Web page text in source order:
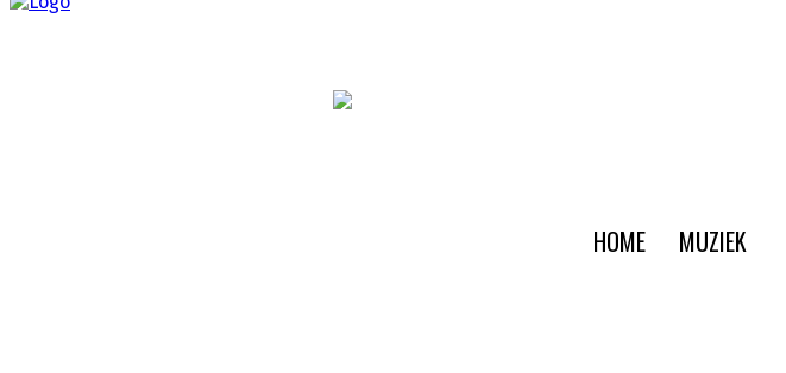
HOME MUZIEK